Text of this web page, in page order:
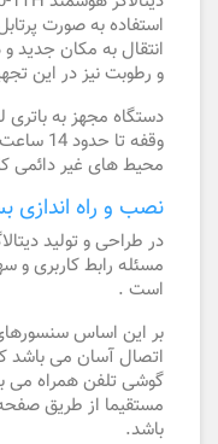
استفاده به صورت
انتقال به مکان جدید
و رطوبت نیز در این
دستگاه مجهز به باتری
وقفه
محیط های غیر دائمی
نصب و راه اندازی
در طراحی و تولید
مسئله رابط کاربری و
است .
اتصال آسان می باشد
گوشی تلفن همراه می
مستقیما از طریق
باشد.